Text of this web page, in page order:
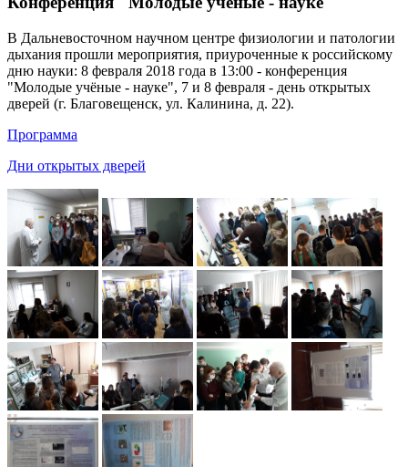
В Дальневосточном научном центре физиологии и патологии
дыхания прошли мероприятия, приуроченные к российскому
дню науки: 8 февраля 2018 года в 13:00 - конференция
"Молодые учёные - науке", 7 и 8 февраля - день открытых
дверей (г. Благовещенск, ул. Калинина, д. 22).
Программа
Дни открытых дверей